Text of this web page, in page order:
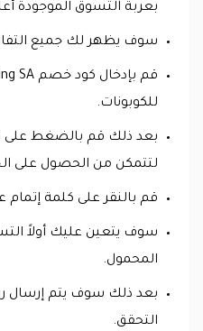
بعربة التسوق الموجودة
سوف يظهر لك جميع
للكوبونات.
بعد ذلك قم بالضغط على
لتتمكن من الحصول على
قم بالنقر على كلمة إتمام
سوف يتعين عليك أولاً
المحمول.
بعد ذلك سوف يتم إرسال
التحقق.